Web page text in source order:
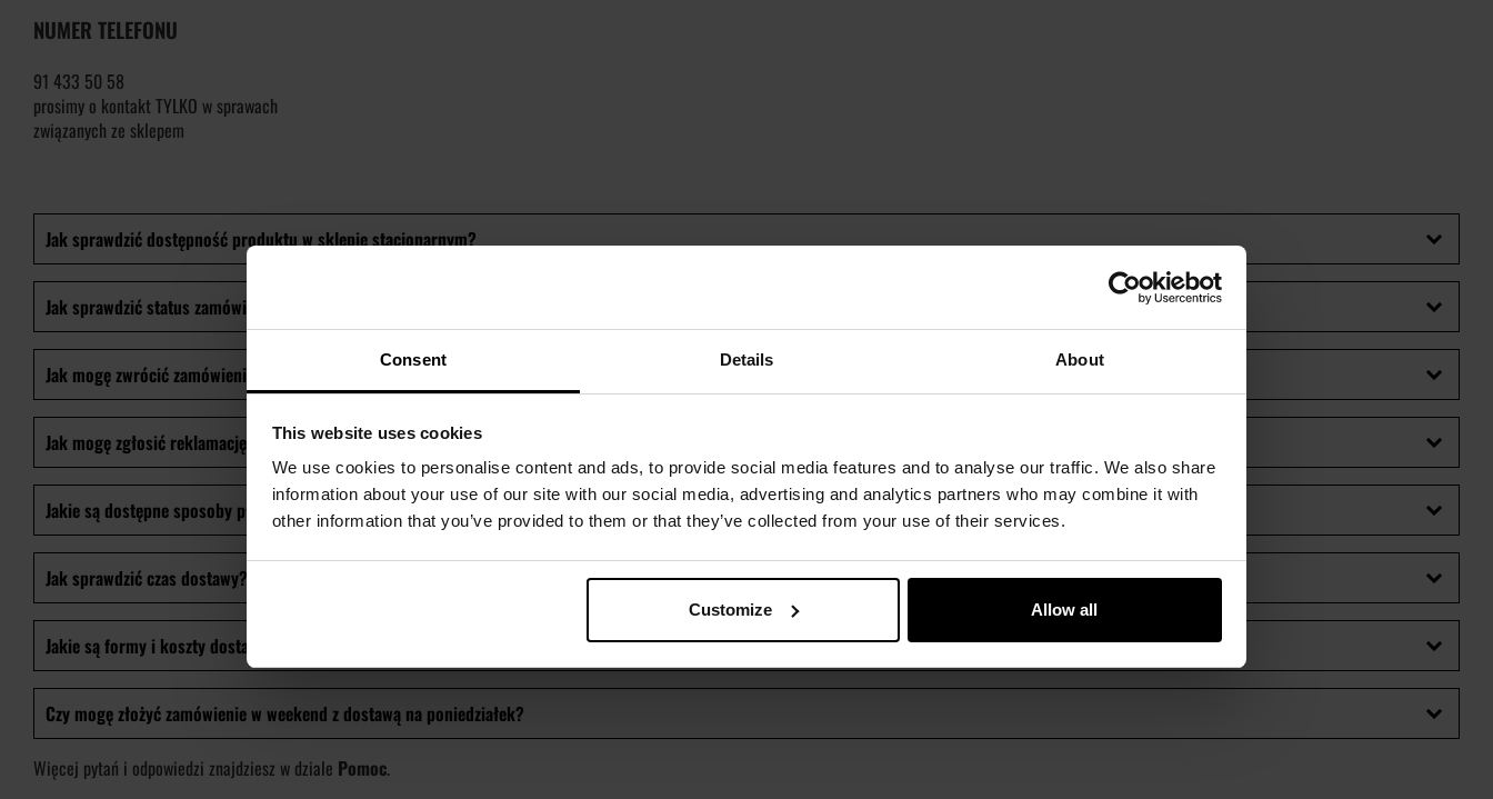
Consent Details About
This website uses cookies
We use cookies to personalise content and ads, to provide social media features and to analyse our traffic. We also share
information about your use of our site with our social media, advertising and analytics partners who may combine it with
other information that you’ve provided to them or that they’ve collected from your use of their services.
Customize Allow all
NUMER TELEFONU
91 433 50 58
prosimy o kontakt TYLKO w sprawach
związanych ze sklepem
Jak sprawdzić dostępność produktu w sklepie stacjonarnym?
Jak sprawdzić status zamówienia?
Jak mogę zwrócić zamówienie?
Jak mogę zgłosić reklamację?
Jakie są dostępne sposoby płatności?
Jak sprawdzić czas dostawy?
Jakie są formy i koszty dostawy?
Czy mogę złożyć zamówienie w weekend z dostawą na poniedziałek?
Więcej pytań i odpowiedzi znajdziesz w dziale Pomoc.